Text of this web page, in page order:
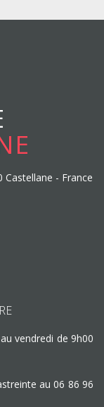
Castellane - France
vendredi de 9h00
au06 86 96